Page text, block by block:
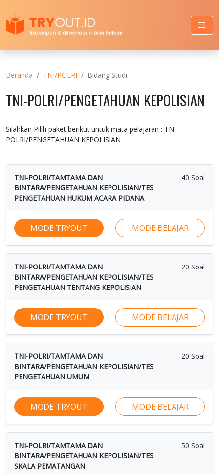
Beranda TNI/POLRI Bidang Studi
TNI-POLRI/PENGETAHUAN KEPOLISIAN
Silahkan Pilih paket berikut untuk mata pelajaran : TNI-
POLRI/PENGETAHUAN KEPOLISIAN
TNI-POLRI/TAMTAMA DAN
BINTARA/PENGETAHUAN KEPOLISIAN/TES
PENGETAHUAN HUKUM ACARA PIDANA
40 Soal
MODE TRYOUT MODE BELAJAR
TNI-POLRI/TAMTAMA DAN
BINTARA/PENGETAHUAN KEPOLISIAN/TES
PENGETAHUAN TENTANG KEPOLISIAN
20 Soal
MODE TRYOUT MODE BELAJAR
TNI-POLRI/TAMTAMA DAN
BINTARA/PENGETAHUAN KEPOLISIAN/TES
PENGETAHUAN UMUM
20 Soal
MODE TRYOUT MODE BELAJAR
TNI-POLRI/TAMTAMA DAN
BINTARA/PENGETAHUAN KEPOLISIAN/TES
SKALA PEMATANGAN
50 Soal